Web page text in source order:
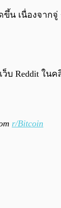
น เนื่องจากจู่
Reddit ใน
r/Bitcoin